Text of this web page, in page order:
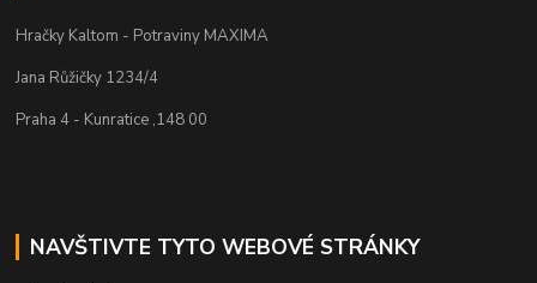
Hračky Kaltom - Potraviny MAXIMA
Jana Růžičky 1234/4
Praha 4 - Kunratice ,148 00
NAVŠTIVTE TYTO WEBOVÉ STRÁNKY